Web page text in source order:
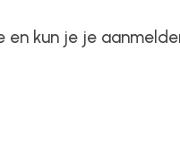
en kun je je